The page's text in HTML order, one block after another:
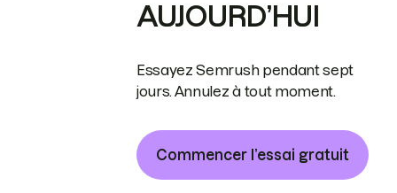
AUJOURD’HUI
Essayez Semrush pendant sept
jours. Annulez à tout moment.
Commencer l’essai gratuit